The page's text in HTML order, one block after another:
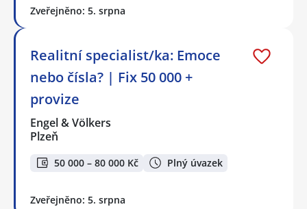
Zveřejněno: 5. srpna
Realitní specialist/ka: Emoce
nebo čísla? | Fix 50 000 +
provize
Engel & Völkers
Plzeň
50 000 – 80 000 Kč Plný úvazek
Zveřejněno: 5. srpna